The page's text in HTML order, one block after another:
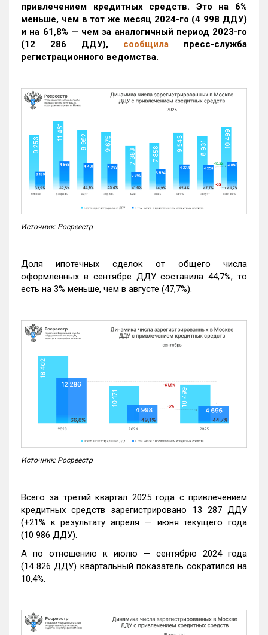
привлечением кредитных средств. Это на 6%
меньше, чем в тот же месяц 2024-го (4 998 ДДУ)
и на 61,8% — чем за аналогичный период 2023-го
(12 286 ДДУ), сообщила пресс-служба
регистрационного ведомства.
Источник: Росреестр
Доля ипотечных сделок от общего числа
оформленных в сентябре ДДУ составила 44,7%, то
есть на 3% меньше, чем в августе (47,7%).
Источник: Росреестр
Всего за третий квартал 2025 года с привлечением
кредитных средств зарегистрировано 13 287 ДДУ
(+21% к результату апреля — июня текущего года
(10 986 ДДУ).
А по отношению к июлю — сентябрю 2024 года
(14 826 ДДУ) квартальный показатель сократился на
10,4%.